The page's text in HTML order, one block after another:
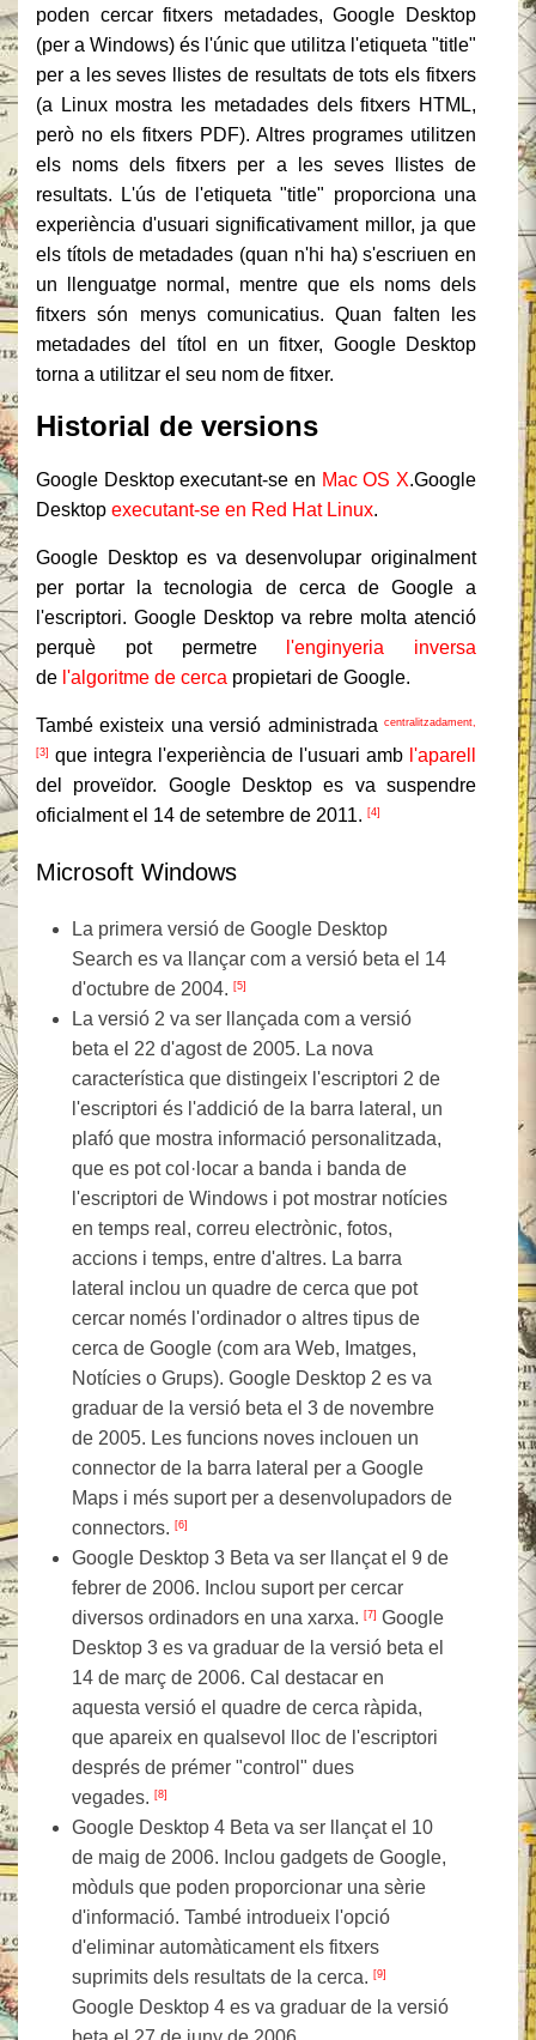
poden cercar fitxers metadades, Google Desktop
(per a Windows) és l'únic que utilitza l'etiqueta "title"
per a les seves llistes de resultats de tots els fitxers
(a Linux mostra les metadades dels fitxers HTML,
però no els fitxers PDF). Altres programes utilitzen
els noms dels fitxers per a les seves llistes de
resultats. L'ús de l'etiqueta "title" proporciona una
experiència d'usuari significativament millor, ja que
els títols de metadades (quan n'hi ha) s'escriuen en
un llenguatge normal, mentre que els noms dels
fitxers són menys comunicatius. Quan falten les
metadades del títol en un fitxer, Google Desktop
torna a utilitzar el seu nom de fitxer.
Historial de versions
Google Desktop executant-se en Mac OS X.Google
Desktop executant-se en Red Hat Linux.
Google Desktop es va desenvolupar originalment
per portar la tecnologia de cerca de Google a
l'escriptori. Google Desktop va rebre molta atenció
perquè pot permetre
l'enginyeria inversa
de l'algoritme de cerca propietari de Google.
També existeix una versió administrada centralitzadament,
[3] que integra l'experiència de l'usuari amb l'aparell
del proveïdor. Google Desktop es va suspendre
oficialment el 14 de setembre de 2011. [4]
Microsoft Windows
La primera versió de Google Desktop
Search es va llançar com a versió beta el 14
d'octubre de 2004. [5]
La versió 2 va ser llançada com a versió
beta el 22 d'agost de 2005. La nova
característica que distingeix l'escriptori 2 de
l'escriptori és l'addició de la barra lateral, un
plafó que mostra informació personalitzada,
que es pot col·locar a banda i banda de
l'escriptori de Windows i pot mostrar notícies
en temps real, correu electrònic, fotos,
accions i temps, entre d'altres. La barra
lateral inclou un quadre de cerca que pot
cercar només l'ordinador o altres tipus de
cerca de Google (com ara Web, Imatges,
Notícies o Grups). Google Desktop 2 es va
graduar de la versió beta el 3 de novembre
de 2005. Les funcions noves inclouen un
connector de la barra lateral per a Google
Maps i més suport per a desenvolupadors de
connectors. [6]
Google Desktop 3 Beta va ser llançat el 9 de
febrer de 2006. Inclou suport per cercar
diversos ordinadors en una xarxa. [7] Google
Desktop 3 es va graduar de la versió beta el
14 de març de 2006. Cal destacar en
aquesta versió el quadre de cerca ràpida,
que apareix en qualsevol lloc de l'escriptori
després de prémer "control" dues
vegades. [8]
Google Desktop 4 Beta va ser llançat el 10
de maig de 2006. Inclou gadgets de Google,
mòduls que poden proporcionar una sèrie
d'informació. També introdueix l'opció
d'eliminar automàticament els fitxers
suprimits dels resultats de la cerca. [9]
Google Desktop 4 es va graduar de la versió